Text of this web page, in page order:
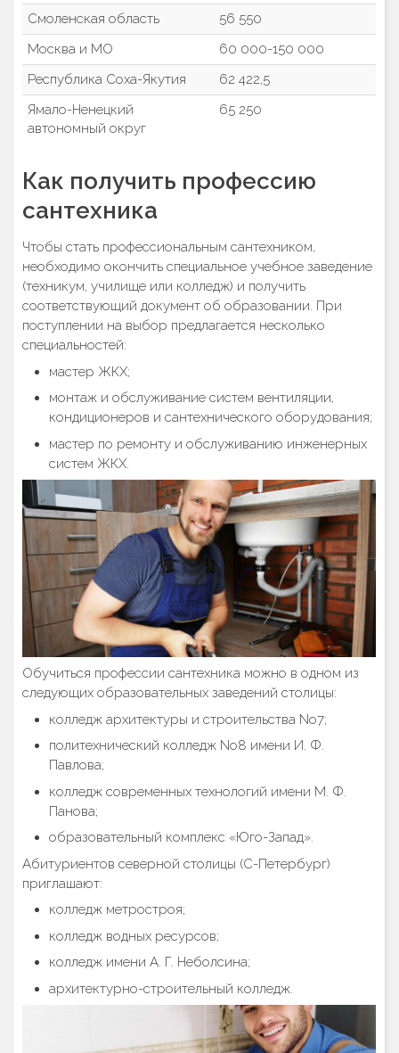
Смоленская область
56 550
Москва и МО
60 000-150 000
Республика Соха-Якутия
62 422,5
Ямало-Ненецкий
автономный округ
65 250
Как получить профессию
сантехника
Чтобы стать профессиональным сантехником,
необходимо окончить специальное учебное заведение
(техникум, училище или колледж) и получить
соответствующий документ об образовании. При
поступлении на выбор предлагается несколько
специальностей:
мастер ЖКХ;
монтаж и обслуживание систем вентиляции,
кондиционеров и сантехнического оборудования;
мастер по ремонту и обслуживанию инженерных
систем ЖКХ.
Обучиться профессии сантехника можно в одном из
следующих образовательных заведений столицы:
колледж архитектуры и строительства No7;
политехнический колледж No8 имени И. Ф.
Павлова;
колледж современных технологий имени М. Ф.
Панова;
образовательный комплекс «Юго-Запад».
Абитуриентов северной столицы (С-Петербург)
приглашают:
колледж метростроя;
колледж водных ресурсов;
колледж имени А. Г. Неболсина;
архитектурно-строительный колледж.